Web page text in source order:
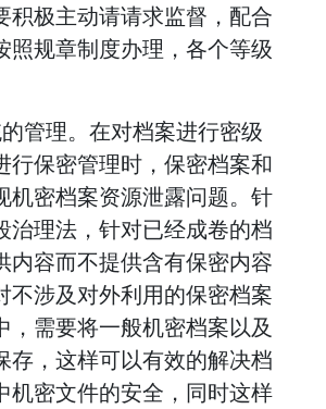
极主动请请求监督，配合
照规章制度办理，各个等级
管理。在对档案进行密级
保密管理时，保密档案和
机密档案资源泄露问题。针
理法，针对已经成卷的档
容而不提供含有保密内容
不涉及对外利用的保密档案
需要将一般机密档案以及
，这样可以有效的解决档
机密文件的安全，同时这样